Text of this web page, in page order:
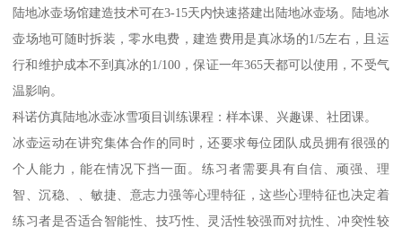
陆地冰壶场馆建造技术可在3-15天内快速搭建出陆地冰壶场。陆地冰
壶场地可随时拆装，零水电费，建造费用是真冰场的1/5左右，且运
行和维护成本不到真冰的1/100，保证一年365天都可以使用，不受气
温影响。
科诺仿真陆地冰壶冰雪项目训练课程：样本课、兴趣课、社团课。
冰壶运动在讲究集体合作的同时，还要求每位团队成员拥有很强的
个人能力，能在情况下挡一面。练习者需要具有自信、顽强、理
智、沉稳、、敏捷、意志力强等心理特征，这些心理特征也决定着
练习者是否适合智能性、技巧性、灵活性较强而对抗性、冲突性较